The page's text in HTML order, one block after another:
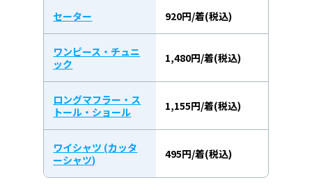
セーター 920円/着(税込)
ワンピース・チュニ
ック
1,480円/着(税込)
ロングマフラー・ス
トール・ショール
1,155円/着(税込)
ワイシャツ (カッタ
ーシャツ)
495円/着(税込)